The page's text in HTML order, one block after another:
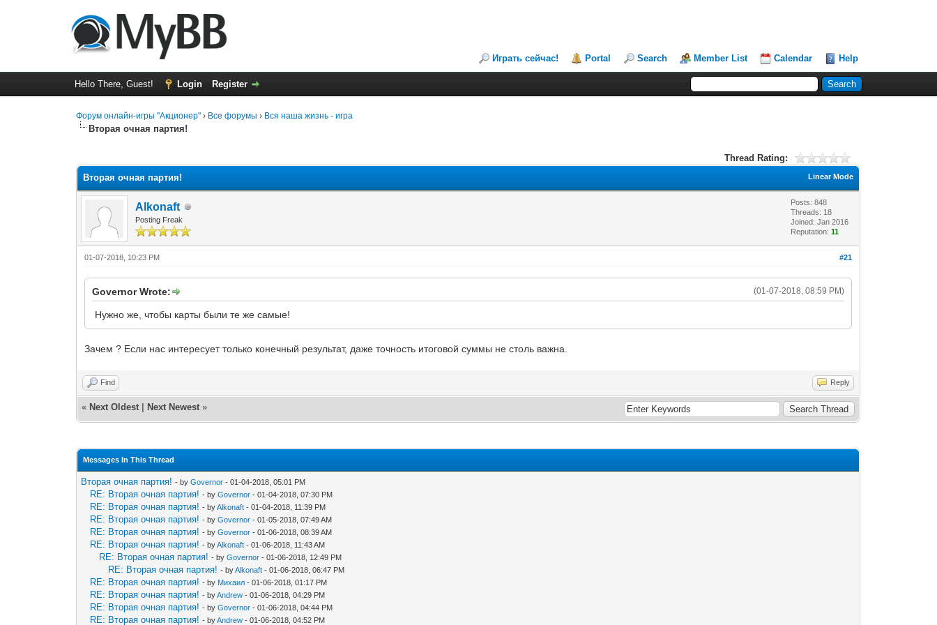
Играть сейчас! Portal Search Member List Calendar Help
Hello There, Guest! Login Register
Форум онлайн-игры "Акционер" › Все форумы › Вся наша жизнь - игра
Вторая очная партия!
Thread Rating:
Linear Mode
Вторая очная партия!
Alkonaft
Posting Freak
Posts: 848
Threads: 18
Joined: Jan 2016
Reputation:11
#21
01-07-2018, 10:23 PM
(01-07-2018, 08:59 PM)
Governor Wrote:
Нужно же, чтобы карты были те же самые!
Зачем ? Если нас интересует только конечный результат, даже точность итоговой суммы не столь важна.
Find Reply
« Next Oldest Next Newest »
Messages In This Thread
Вторая очная партия! - byGovernor - 01-04-2018, 05:01 PM
RE: Вторая очная партия! - byGovernor - 01-04-2018, 07:30 PM
RE: Вторая очная партия! - byAlkonaft - 01-04-2018, 11:39 PM
RE: Вторая очная партия! - byGovernor - 01-05-2018, 07:49 AM
RE: Вторая очная партия! - byGovernor - 01-06-2018, 08:39 AM
RE: Вторая очная партия! - byAlkonaft - 01-06-2018, 11:43 AM
RE: Вторая очная партия! - byGovernor - 01-06-2018, 12:49 PM
RE: Вторая очная партия! - byAlkonaft - 01-06-2018, 06:47 PM
RE: Вторая очная партия! - by Михаил - 01-06-2018, 01:17 PM
RE: Вторая очная партия! - byAndrew - 01-06-2018, 04:29 PM
RE: Вторая очная партия! - byGovernor - 01-06-2018, 04:44 PM
RE: Вторая очная партия! - byAndrew - 01-06-2018, 04:52 PM